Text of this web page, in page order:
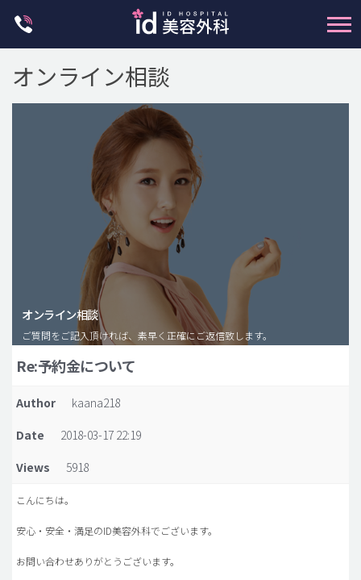
脂肪注入(アンチエイジング)
豊胸手術・バストアップ
プチ整形
idリアルストーリー
idニュース
病院紹介
安全整形
料金一覧
オンライン相談
オンライン相談
ご質問をご記入頂ければ、素早く正確にご返信致します。
Re:予約金について
Author
kaana218
Date
2018-03-17 22:19
Views
5918
こんにちは。
安心・安全・満足のID美容外科でございます。
お問い合わせありがとうございます。